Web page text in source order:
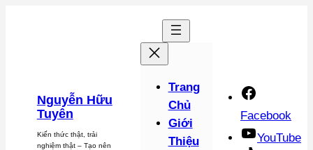
Nguyễn Hữu
Tuyên
Kiến thức thật, trải
nghiệm thật – Tạo nên
Trang
Chủ
Giới
Thiệu
Facebook
YouTube